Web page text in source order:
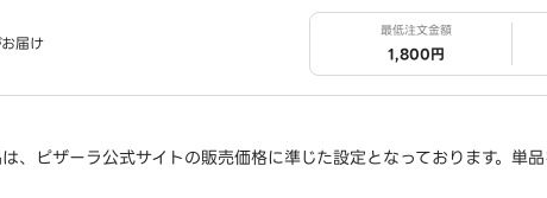
届け
最低注文金額
1,800円
、ピザーラ公式サイトの販売価格に準じた設定となっております。単